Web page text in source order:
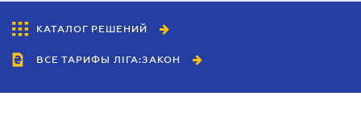
КАТАЛОГ РЕШЕНИЙ
ВСЕ ТАРИФЫ ЛІГА:ЗАКОН